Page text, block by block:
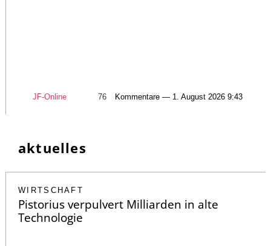
JF-Online 76 Kommentare — 1. August 2026 9:43
aktuelles
WIRTSCHAFT
Pistorius verpulvert Milliarden in alte
Technologie